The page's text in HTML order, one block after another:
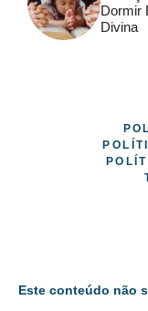
Dormir
Divina
Este conteúdo não